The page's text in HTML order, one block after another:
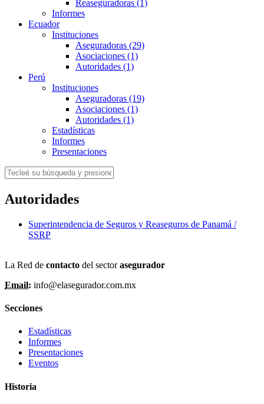
Reaseguradoras (1)
Informes
Ecuador
Instituciones
Aseguradoras (29)
Asociaciones (1)
Autoridades (1)
Perú
Instituciones
Aseguradoras (19)
Asociaciones (1)
Autoridades (1)
Estadísticas
Informes
Presentaciones
Autoridades
Superintendencia de Seguros y Reaseguros de Panamá /
SSRP
La Red de contacto del sectorasegurador
Email: info@elasegurador.com.mx
Secciones
Estadísticas
Informes
Presentaciones
Eventos
Historia